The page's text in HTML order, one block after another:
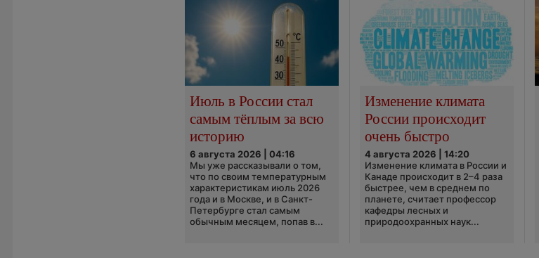
Июль в России стал
самым тёплым за всю
историю
6 августа 2026 | 04:16
Мы уже рассказывали о том,
что по своим температурным
характеристикам июль 2026
года и в Москве, и в Санкт-
Петербурге стал самым
обычным месяцем, попав в...
Изменение климата
России происходит
очень быстро
4 августа 2026 | 14:20
Изменение климата в России и
Канаде происходит в 2–4 раза
быстрее, чем в среднем по
планете, считает профессор
кафедры лесных и
природоохранных наук...